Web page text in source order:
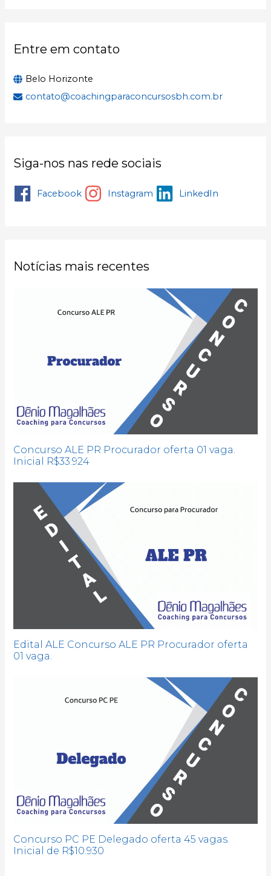
:Entre em contato
Belo Horizonte
contato@coachingparaconcursosbh.com.br
Siga-nos nas rede sociais
Facebook Instagram LinkedIn
Notícias mais recentes
Concurso ALE PR Procurador oferta 01 vaga.
Inicial R$33.924
Edital ALE Concurso ALE PR Procurador oferta
01 vaga.
Concurso PC PE Delegado oferta 45 vagas.
Inicial de R$10.930